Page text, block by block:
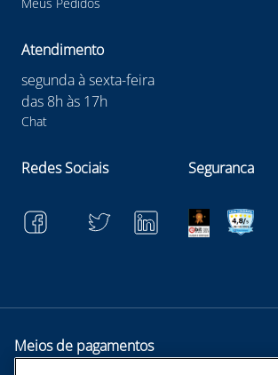
Meus Pedidos
Atendimento
segunda à sexta-feira
das 8h às 17h
Chat
Redes Sociais Seguranca
Meios de pagamentos